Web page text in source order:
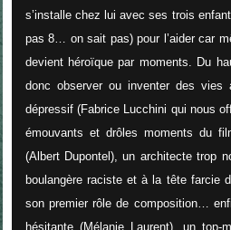
s’installe chez lui avec ses trois
pas 8… on sait pas) pour l’aider car
devient héroïque par moments. Du
donc observer ou inventer des vies
dépressif (Fabrice Lucchini qui nous
émouvants et drôles moments du
(Albert Dupontel), un architecte trop
boulangère raciste et à la tête farcie
son premier rôle de composition…
hésitante (Mélanie Laurent), un top-